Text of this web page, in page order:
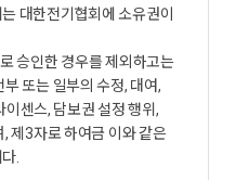
대한전기협회에 소유권이
승인한 경우를 제외하고는
또는 일부의 수정, 대여,
이센스, 담보권 설정 행위,
제3자로 하여금 이와 같은
.